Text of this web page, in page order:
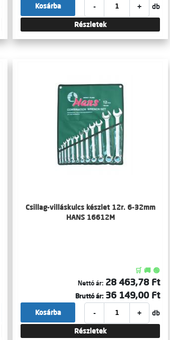
- + db
Kosárba
Részletek
Csillag-villáskulcs készlet 12r. 6-32mm
HANS 16612M
🛒 🚚 🟢
Nettó ár: 28 463,78 Ft
Bruttó ár: 36 149,00 Ft
- + db
Kosárba
Részletek